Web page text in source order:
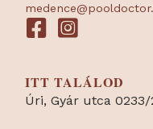
ITT TALÁLOD
Úri, Gyár utca 0233/